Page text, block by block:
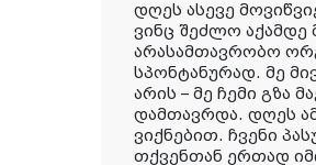
დღეს ასევე
ვინც შეძლო
არასამთავრობო
სპონტანურად. მე
არის – მე ჩემი გზა
დამთავრდა. დღეს
ვიქნებით. ჩვენი
თქვენთან ერთად